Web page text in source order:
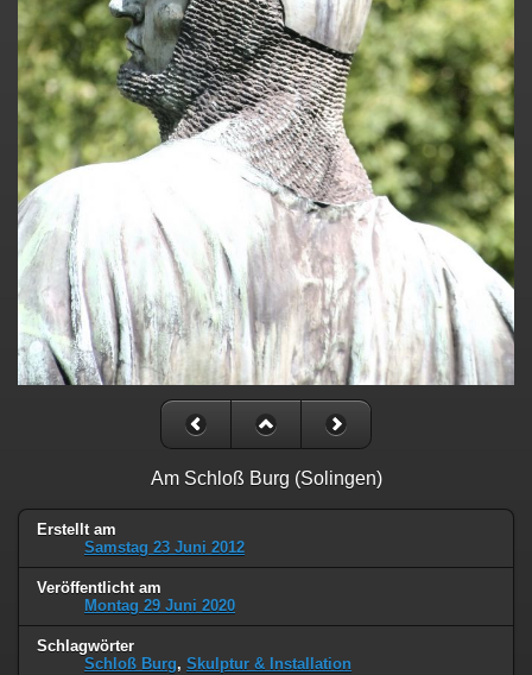
Am Schloß Burg (Solingen)
Erstellt am
Samstag 23 Juni 2012
Veröffentlicht am
Montag 29 Juni 2020
Schlagwörter
Schloß Burg, Skulptur & Installation